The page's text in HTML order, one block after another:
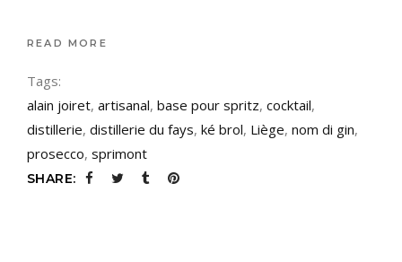
READ MORE
Tags:
alain joiret, artisanal, base pour spritz, cocktail,
distillerie, distillerie du fays, ké brol, Liège, nom di gin,
prosecco, sprimont
SHARE: